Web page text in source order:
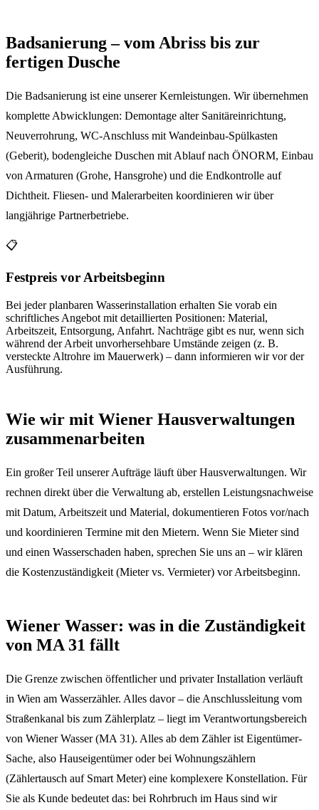
Badsanierung – vom Abriss bis zur
fertigen Dusche
Die Badsanierung ist eine unserer Kernleistungen. Wir übernehmen
komplette Abwicklungen: Demontage alter Sanitäreinrichtung,
Neuverrohrung, WC-Anschluss mit Wandeinbau-Spülkasten
(Geberit), bodengleiche Duschen mit Ablauf nach ÖNORM, Einbau
von Armaturen (Grohe, Hansgrohe) und die Endkontrolle auf
Dichtheit. Fliesen- und Malerarbeiten koordinieren wir über
langjährige Partnerbetriebe.
📋
Festpreis vor Arbeitsbeginn
Bei jeder planbaren Wasserinstallation erhalten Sie vorab ein
schriftliches Angebot mit detaillierten Positionen: Material,
Arbeitszeit, Entsorgung, Anfahrt. Nachträge gibt es nur, wenn sich
während der Arbeit unvorhersehbare Umstände zeigen (z. B.
versteckte Altrohre im Mauerwerk) – dann informieren wir vor der
Ausführung.
Wie wir mit Wiener Hausverwaltungen
zusammenarbeiten
Ein großer Teil unserer Aufträge läuft über Hausverwaltungen. Wir
rechnen direkt über die Verwaltung ab, erstellen Leistungsnachweise
mit Datum, Arbeitszeit und Material, dokumentieren Fotos vor/nach
und koordinieren Termine mit den Mietern. Wenn Sie Mieter sind
und einen Wasserschaden haben, sprechen Sie uns an – wir klären
die Kostenzuständigkeit (Mieter vs. Vermieter) vor Arbeitsbeginn.
Wiener Wasser: was in die Zuständigkeit
von MA 31 fällt
Die Grenze zwischen öffentlicher und privater Installation verläuft
in Wien am Wasserzähler. Alles davor – die Anschlussleitung vom
Straßenkanal bis zum Zählerplatz – liegt im Verantwortungsbereich
von Wiener Wasser (MA 31). Alles ab dem Zähler ist Eigentümer-
Sache, also Hauseigentümer oder bei Wohnungszählern
(Zählertausch auf Smart Meter) eine komplexere Konstellation. Für
Sie als Kunde bedeutet das: bei Rohrbruch im Haus sind wir